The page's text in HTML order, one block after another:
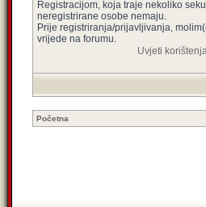
Registracijom, koja traje nekoliko
neregistrirane osobe nemaju.
Prije registriranja/prijavljivanja,
vrijede na forumu.
Uvjeti
Početna